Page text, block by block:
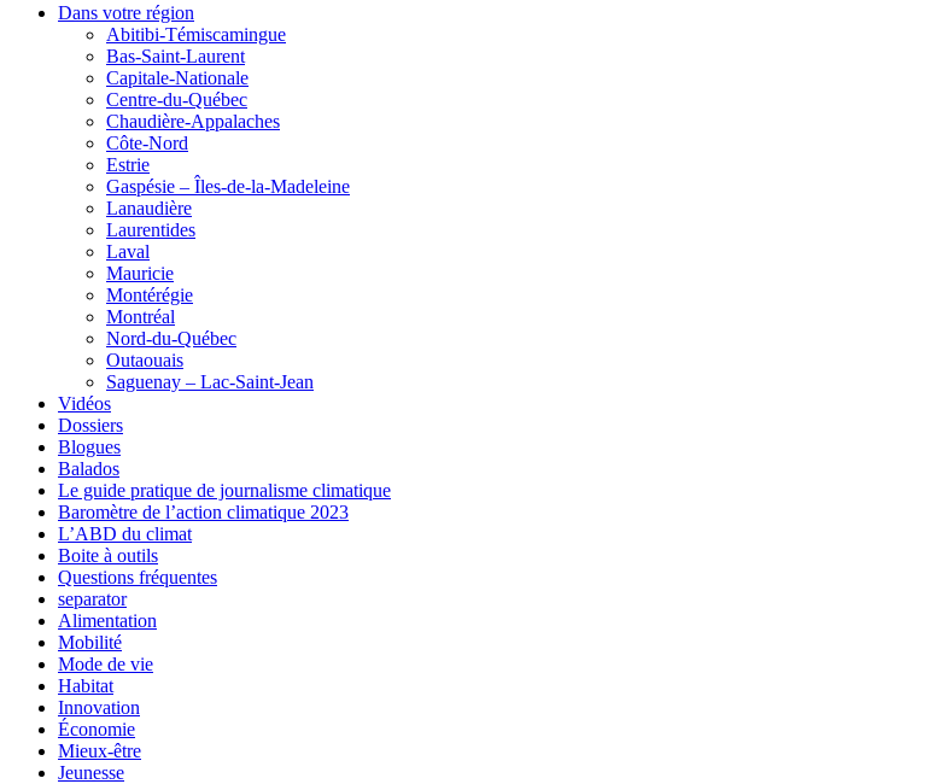
Dans votre région
Abitibi-Témiscamingue
Bas-Saint-Laurent
Capitale-Nationale
Centre-du-Québec
Chaudière-Appalaches
Côte-Nord
Estrie
Gaspésie – Îles-de-la-Madeleine
Lanaudière
Laurentides
Laval
Mauricie
Montérégie
Montréal
Nord-du-Québec
Outaouais
Saguenay – Lac-Saint-Jean
Vidéos
Dossiers
Blogues
Balados
Le guide pratique de journalisme climatique
Baromètre de l’action climatique 2023
L’ABD du climat
Boite à outils
Questions fréquentes
separator
Alimentation
Mobilité
Mode de vie
Habitat
Innovation
Économie
Mieux-être
Jeunesse